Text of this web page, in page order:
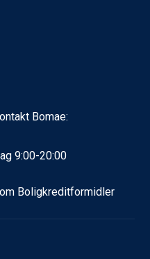
Bomae:
9:00-20:00
Boligkreditformidler